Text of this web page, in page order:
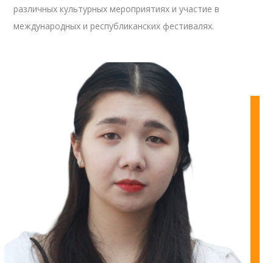
различных культурных мероприятиях и участие в
международных и республиканских фестивалях.